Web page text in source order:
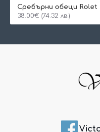
Сребърни обеци Rolet
38.00€ (74.32 лв.)